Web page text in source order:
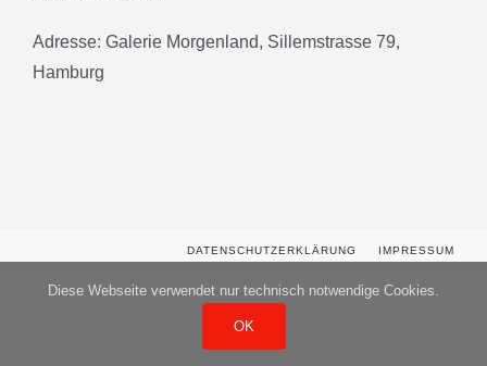
Adresse: Galerie Morgenland, Sillemstrasse 79,
Hamburg
DATENSCHUTZERKLÄRUNG IMPRESSUM
Diese Webseite verwendet nur technisch notwendige Cookies.
OK